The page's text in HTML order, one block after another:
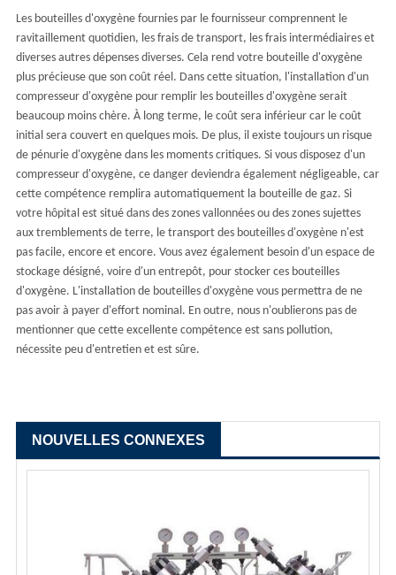
Les bouteilles d'oxygène fournies par le fournisseur comprennent le
ravitaillement quotidien, les frais de transport, les frais intermédiaires et
diverses autres dépenses diverses. Cela rend votre bouteille d'oxygène
plus précieuse que son coût réel. Dans cette situation, l'installation d'un
compresseur d'oxygène pour remplir les bouteilles d'oxygène serait
beaucoup moins chère. À long terme, le coût sera inférieur car le coût
initial sera couvert en quelques mois. De plus, il existe toujours un risque
de pénurie d'oxygène dans les moments critiques. Si vous disposez d'un
compresseur d'oxygène, ce danger deviendra également négligeable, car
cette compétence remplira automatiquement la bouteille de gaz. Si
votre hôpital est situé dans des zones vallonnées ou des zones sujettes
aux tremblements de terre, le transport des bouteilles d'oxygène n'est
pas facile, encore et encore. Vous avez également besoin d'un espace de
stockage désigné, voire d'un entrepôt, pour stocker ces bouteilles
d'oxygène. L'installation de bouteilles d'oxygène vous permettra de ne
pas avoir à payer d'effort nominal. En outre, nous n'oublierons pas de
mentionner que cette excellente compétence est sans pollution,
nécessite peu d'entretien et est sûre.
NOUVELLES CONNEXES